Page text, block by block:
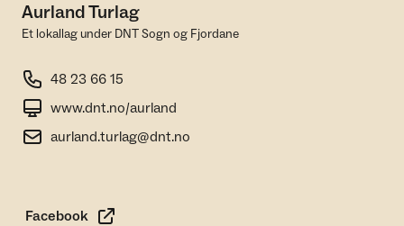
Aurland Turlag
Et lokallag under DNT Sogn og Fjordane
48 23 66 15
www.dnt.no/aurland
aurland.turlag@dnt.no
Facebook